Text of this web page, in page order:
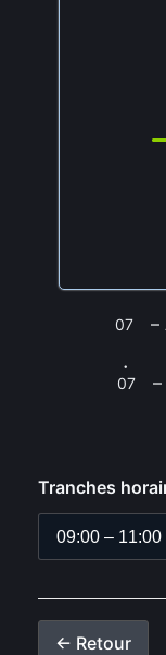
07 –
·
07 –
Tranches
← Retour